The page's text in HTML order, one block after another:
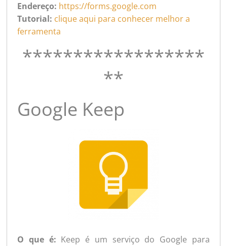
Endereço: https://forms.google.com
Tutorial: clique aqui para conhecer melhor a
ferramenta
******************
**
Google Keep
O que é: Keep é um serviço do Google para